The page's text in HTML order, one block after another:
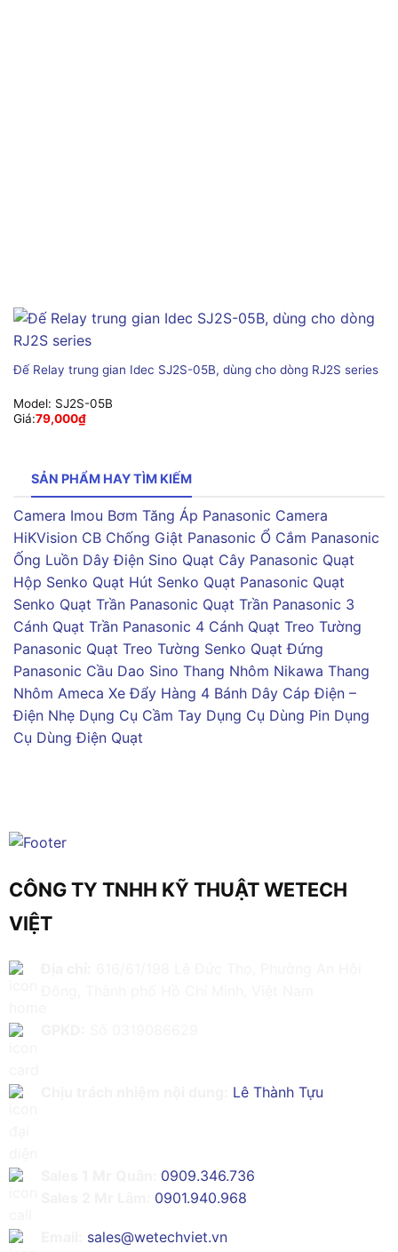
Đế Relay trung gian Idec SJ2S-05B, dùng cho dòng RJ2S series
Model: SJ2S-05B
Giá:79,000₫
SẢN PHẨM HAY TÌM KIẾM
Camera Imou Bơm Tăng Áp Panasonic Camera
HiKVision CB Chống Giật Panasonic Ổ Cắm Panasonic
Ống Luồn Dây Điện Sino Quạt Cây Panasonic Quạt
Hộp Senko Quạt Hút Senko Quạt Panasonic Quạt
Senko Quạt Trần Panasonic Quạt Trần Panasonic 3
Cánh Quạt Trần Panasonic 4 Cánh Quạt Treo Tường
Panasonic Quạt Treo Tường Senko Quạt Đứng
Panasonic Cầu Dao Sino Thang Nhôm Nikawa Thang
Nhôm Ameca Xe Đẩy Hàng 4 Bánh Dây Cáp Điện –
Điện Nhẹ Dụng Cụ Cầm Tay Dụng Cụ Dùng Pin Dụng
Cụ Dùng Điện Quạt
CÔNG TY TNHH KỸ THUẬT WETECH
VIỆT
Lê Thành Tựu
0909.346.736
0901.940.968
sales@wetechviet.vn